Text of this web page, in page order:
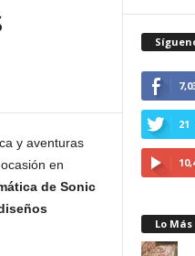
y aventuras
en
de Sonic
21
Lo